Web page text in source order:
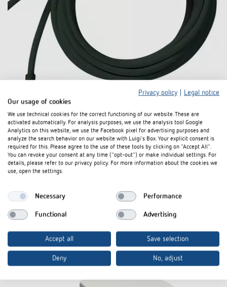
Fußbodensensor
Artikel-Nr. 9070321
Datenblatt
Privacy policy
Legal notice
Our usage of cookies
We use technical cookies for the correct functioning of our website. These are
activated automatically. For analysis purposes, we use the analysis tool Google
Analytics on this website, we use the Facebook pixel for advertising purposes and
analyze the search behavior on our website with Luigi's Box. Your explicit consent is
required for this. Please agree to the use of these tools by clicking on "Accept All".
You can revoke your consent at any time ("opt-out") or make individual settings. For
details, please refer to our privacy policy. For more information about the cookies we
use, open the settings.
Necessary Performance
Functional Advertising
Accept all Save selection
Deny No, adjust